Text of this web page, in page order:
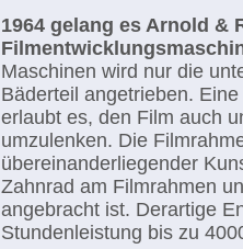
1964 gelang es Arnold &
Maschinen wird nur die
Bäderteil angetrieben.
erlaubt es, den Film auch
umzulenken. Die
übereinanderliegender
Zahnrad am Filmrahmen
angebracht ist. Derartige
Stundenleistung bis zu